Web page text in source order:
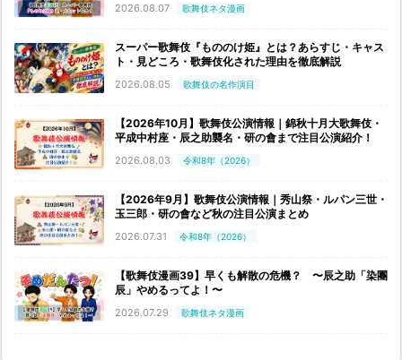
2026.08.07 歌舞伎ネタ漫画
スーパー歌舞伎『もののけ姫』とは？あらすじ・キャス
ト・見どころ・歌舞伎化された理由を徹底解説
2026.08.05 歌舞伎の名作演目
【2026年10月】歌舞伎公演情報｜錦秋十月大歌舞伎・
平成中村座・辰之助襲名・研の會まで注目公演紹介！
2026.08.03 令和8年（2026）
【2026年9月】歌舞伎公演情報｜秀山祭・ルパン三世・
玉三郎・研の會など秋の注目公演まとめ
2026.07.31 令和8年（2026）
【歌舞伎漫画39】早くも解散の危機？ 〜辰之助「染團
辰」やめるってよ！〜
2026.07.29 歌舞伎ネタ漫画